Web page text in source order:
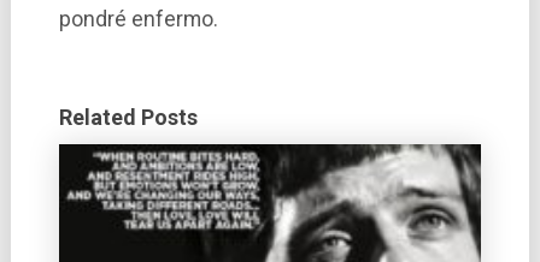
pondré enfermo.
Related Posts